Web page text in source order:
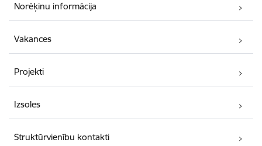
Norēķinu informācija
Vakances
Projekti
Izsoles
Struktūrvienību kontakti